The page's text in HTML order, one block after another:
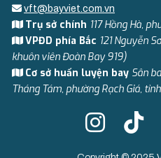
vft@bayviet.com.vn
Trụ sở chính 117 Hồng Hà,
VPĐD phía Bắc 121 Nguyễn
khuôn viên Đoàn Bay 919)
Cơ sở huấn luyện bay Sân
Tháng Tám, phường Rạch Giá,